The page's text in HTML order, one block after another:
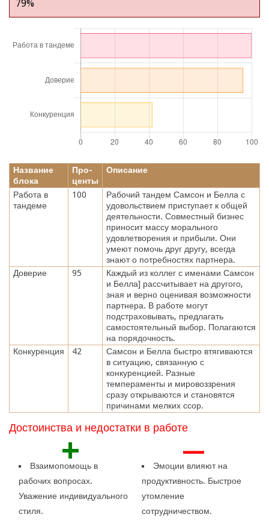
79%
Название
блока
Про-
центы
Описание
Работа в
тандеме
100
Рабочий тандем Самсон и Белла с
удовольствием приступает к общей
деятельности. Совместный бизнес
приносит массу морального
удовлетворения и прибыли. Они
умеют помочь друг другу, всегда
знают о потребностях партнера.
Доверие
95
Каждый из коллег с именами Самсон
и Белла] рассчитывает на другого,
зная и верно оценивая возможности
партнера. В работе могут
подстраховывать, предлагать
самостоятельный выбор. Полагаются
на порядочность.
Конкуренция
42
Самсон и Белла быстро втягиваются
в ситуацию, связанную с
конкуренцией. Разные
темпераменты и мировоззрения
сразу открываются и становятся
причинами мелких ссор.
Достоинства и недостатки в работе
+
Взаимопомощь в
рабочих вопросах.
Уважение индивидуального
стиля.
—
Эмоции влияют на
продуктивность. Быстрое
утомление
сотрудничеством.